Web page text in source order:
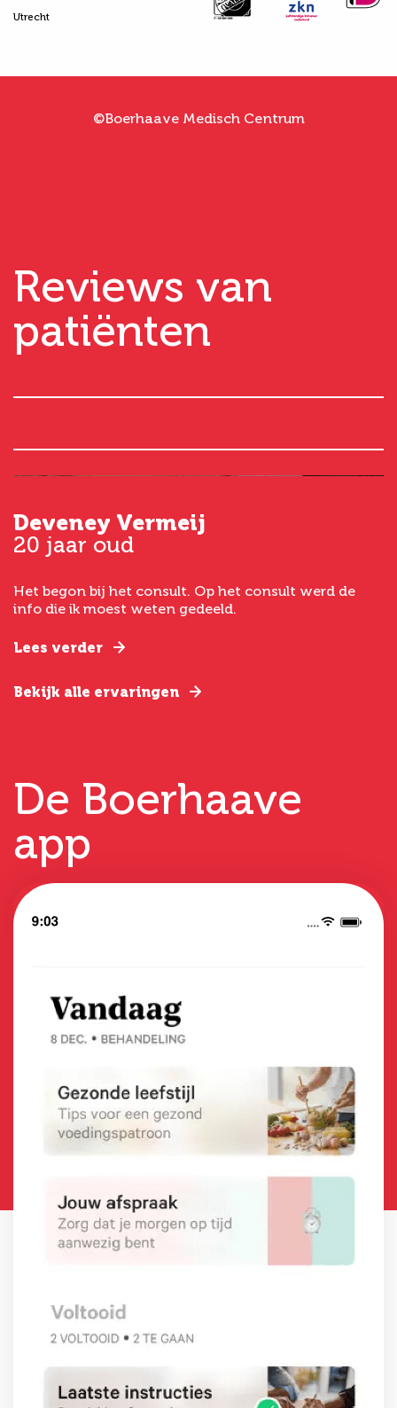
Utrecht
©Boerhaave Medisch Centrum
Reviews van
patiënten
Deveney Vermeij
20 jaar oud
Het begon bij het consult. Op het consult werd de
info die ik moest weten gedeeld.
Lees verder
Bekijk alle ervaringen
De Boerhaave
app